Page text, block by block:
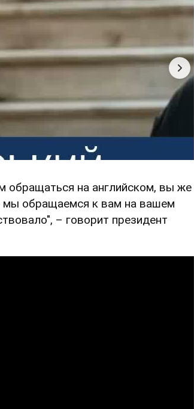
на английском, вы же
мы обращаемся к вам на вашем
– говорит президент